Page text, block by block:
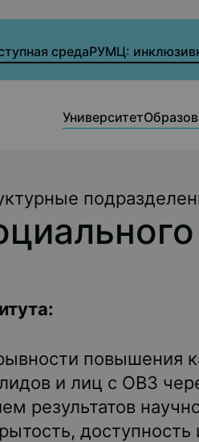
средаРУМЦ:
Университет
повышения
и лиц с ОВЗ
результатов